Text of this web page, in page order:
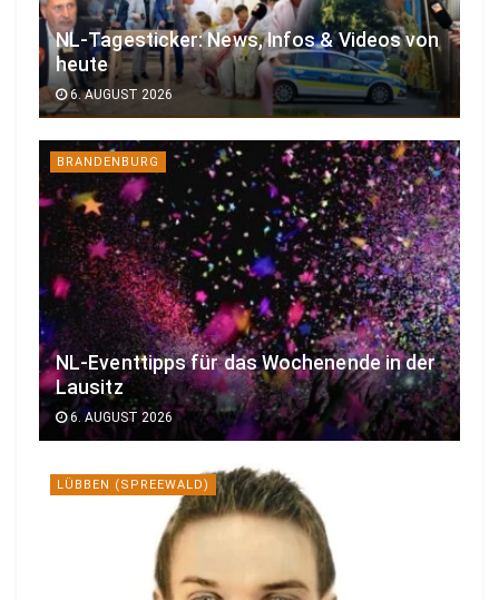
NL-Tagesticker: News, Infos & Videos von
heute
6. AUGUST 2026
BRANDENBURG
NL-Eventtipps für das Wochenende in der
Lausitz
6. AUGUST 2026
LÜBBEN (SPREEWALD)